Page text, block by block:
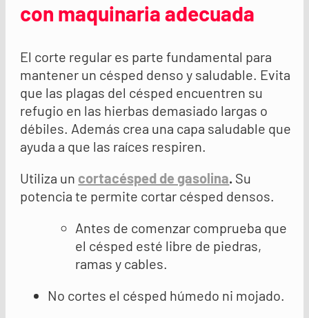
con maquinaria adecuada
El corte regular es parte fundamental para
mantener un césped denso y saludable. Evita
que las plagas del césped encuentren su
refugio en las hierbas demasiado largas o
débiles. Además crea una capa saludable que
ayuda a que las raíces respiren.
Utiliza un cortacésped de gasolina. Su
potencia te permite cortar césped densos.
Antes de comenzar comprueba que
el césped esté libre de piedras,
ramas y cables.
No cortes el césped húmedo ni mojado.